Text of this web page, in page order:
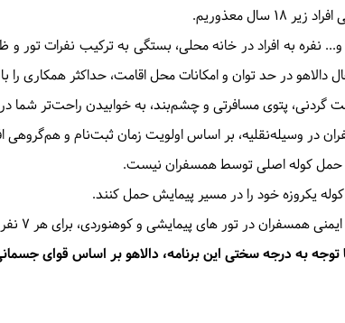
سال معذوریم.
نفره به افراد در خانه محلی، بستگی به ترکیب نفرات تور و
دالاهو در حد توان و امکانات محل اقامت، حداکثر همکاری را
گردنی، پتوی مسافرتی و چشم‌بند، به خوابیدن راحت‌تر شما
در وسیله‌نقلیه، بر اساس اولویت زمان ثبت‌نام و هم‌گروهی
حمل کوله اصلی توسط همسفران نیست.
یکروزه خود را در مسیر پیمایش حمل کنند.
در تور های پیمایشی و کوهنوردی، برای هر 7 نفر همسفر یک نفر تورلیدر در نظر میگیرد.
توجه به درجه سختی این برنامه، دالاهو بر اساس قوای